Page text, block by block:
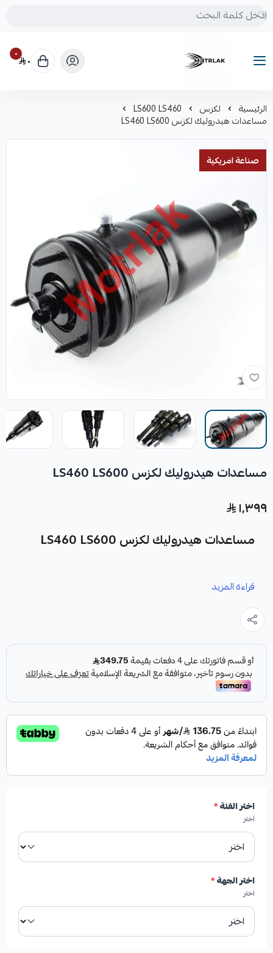
Motrlak
٠ ٠
الرئيسية لكزس LS600 LS460
مساعدات هيدروليك لكزس LS460 LS600
صناعة امريكية
مساعدات هيدروليك لكزس LS460 LS600
١٬٣٩٩
مساعدات هيدروليك لكزس LS460 LS600
مصممة خصيصاً لسيارات لكزس LS460 و LS600.
المواصفات:
نوع القطعة:مساعدات هيدروليك
الموديلات المتوافقة:
AUTO PARTS (الولايات المتحدة الأمريكية)
الفئات المتوفرة:
الرباعي
قراءة المزيد
اختر الفئة*
اختر
اختر الجهة*
اختر